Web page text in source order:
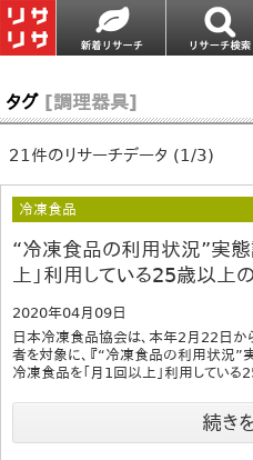
タグ [調理器具]
21件のリサーチデータ (1/3)
冷凍食品
“冷凍食品の利用状況”実態
上」利用している25歳以上
2020年04月09日
日本冷凍食品協会は、本年2月22日
者を対象に、『“冷凍食品の利用状況”
冷凍食品を「月1回以上」利用してい
続き